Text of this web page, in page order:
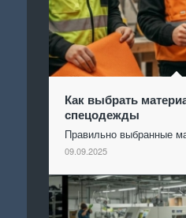
Как выбрать
спецодежды
Правильно выбранные
09.09.2025